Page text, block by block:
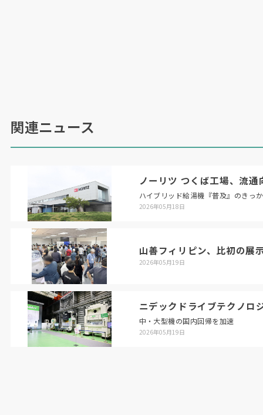
関連ニュース
ノーリツ つくば工場、流
ハイブリッド給湯機『普及』のきっ
2026年05月18日
山善フィリピン、比初の展
2026年05月19日
ニデックドライブテクノ
中・大型機の国内回帰を加速
2026年05月19日